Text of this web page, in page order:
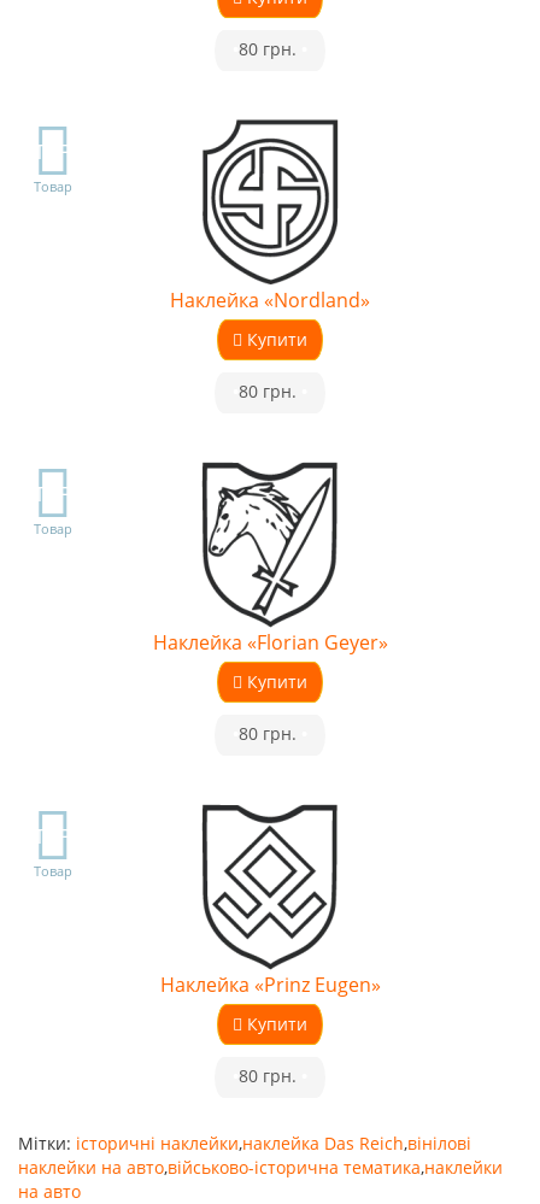
80 грн.
TOP
Товар
Наклейка «Nordland»
Купити
80 грн.
TOP
Товар
Наклейка «Florian Geyer»
Купити
80 грн.
TOP
Товар
Наклейка «Prinz Eugen»
Купити
80 грн.
Мітки: історичні наклейки,наклейка Das Reich,вінілові
наклейки на авто,військово-історична тематика,наклейки
на авто